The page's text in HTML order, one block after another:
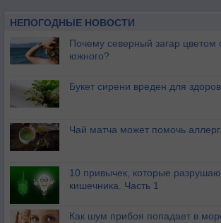
НЕПОГОДНЫЕ НОВОСТИ
Почему северный загар цветом
южного?
Букет сирени вреден для
Чай матча может помочь
10 привычек, которые
кишечника. Часть 1
Как шум прибоя попадает в